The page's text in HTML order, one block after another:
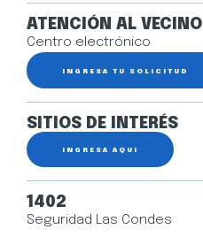
ATENCIÓN AL VECINO
Centro electrónico
INGRESA TU SOLICITUD
SITIOS DE INTERÉS
INGRESA AQUÍ
1402
Seguridad Las Condes